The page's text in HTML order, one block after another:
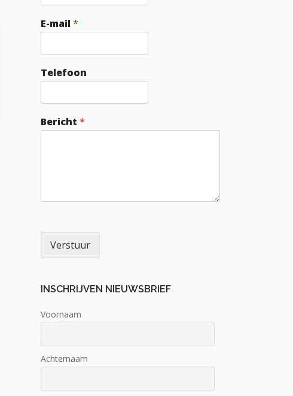
E-mail*
Telefoon
Bericht *
Verstuur
INSCHRIJVEN NIEUWSBRIEF
Voornaam
Achternaam